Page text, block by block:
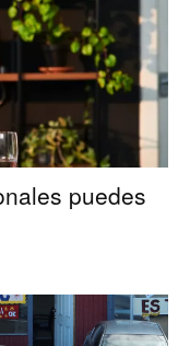
puedes